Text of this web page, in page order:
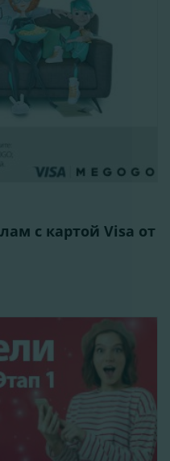
с картой Visa от